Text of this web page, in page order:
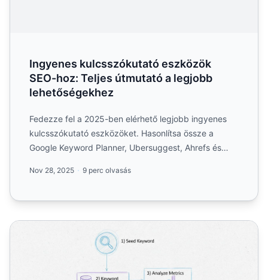
Ingyenes kulcsszókutató eszközök
SEO-hoz: Teljes útmutató a legjobb
lehetőségekhez
Fedezze fel a 2025-ben elérhető legjobb ingyenes
kulcsszókutató eszközöket. Hasonlítsa össze a
Google Keyword Planner, Ubersuggest, Ahrefs és
Nov 28, 2025 9 perc olvasás
Hogyan végezhetek kulcsszókutatást?